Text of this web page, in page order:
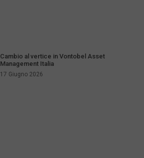
Cambio al vertice in Vontobel Asset
Management Italia
17 Giugno 2026